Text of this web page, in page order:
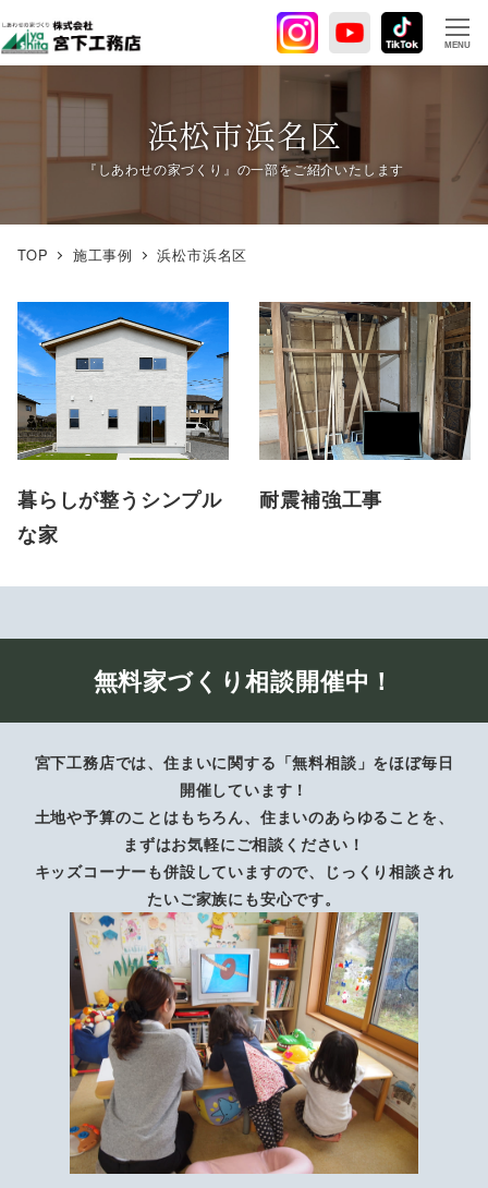
イ
ン
へ
MENU
浜松市浜名区
TOP 施工事例 浜松市浜名区
暮らしが整うシンプル
な家
耐震補強工事
無料家づくり相談開催中！
宮下工務店では、住まいに関する「無料相談」をほぼ毎日
開催しています！
土地や予算のことはもちろん、住まいのあらゆることを、
まずはお気軽にご相談ください！
キッズコーナーも併設していますので、じっくり相談され
たいご家族にも安心です。